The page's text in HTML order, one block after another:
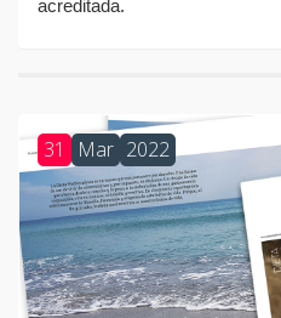
acreditada.
31 Mar 2022